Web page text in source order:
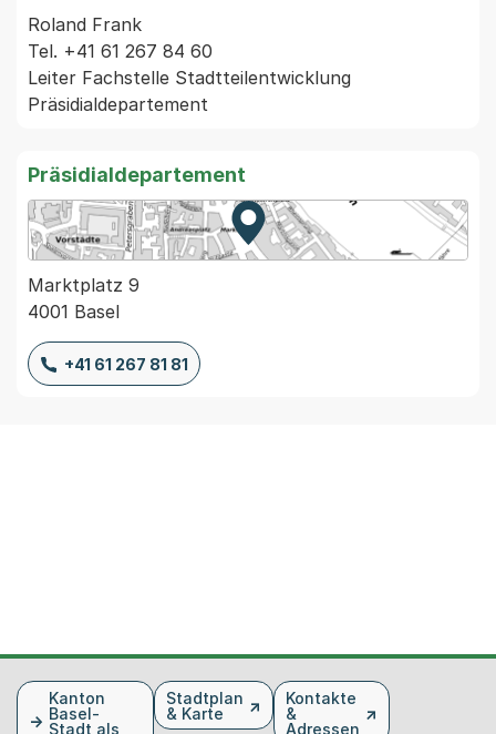
Roland Frank
Tel. +41 61 267 84 60
Leiter Fachstelle Stadtteilentwicklung
Präsidialdepartement
Zur Karte von MapBS.
Externer Link, wird in einem
Marktplatz 9
4001 Basel
+41 61 267 81 81
FusszeileKanton
Basel-
Stadt als
Stadtplan
& Karte
Kontakte
&
Adressen